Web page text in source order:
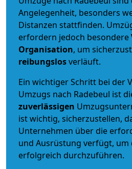
Angelegenheit, besonders
Distanzen stattfinden.
erfordern jedoch besondere
Organisation, um
reibungslosverläuft.
Ein wichtiger Schritt bei der
Umzugs nach Radebeul ist
zuverlässigen
ist wichtig, sicherzustellen,
Unternehmen über die
und Ausrüstung verfügt, um
erfolgreich durchzuführen.